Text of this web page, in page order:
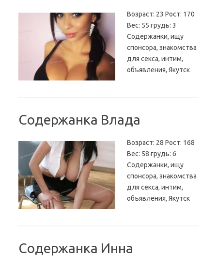
Возраст: 23 Рост: 170
Вес: 55 грудь: 3
Содержанки, ищу
спонсора, знакомства
для секса, интим,
объявления, Якутск
Содержанка Влада
Возраст: 28 Рост: 168
Вес: 58 грудь: 6
Содержанки, ищу
спонсора, знакомства
для секса, интим,
объявления, Якутск
Содержанка Инна